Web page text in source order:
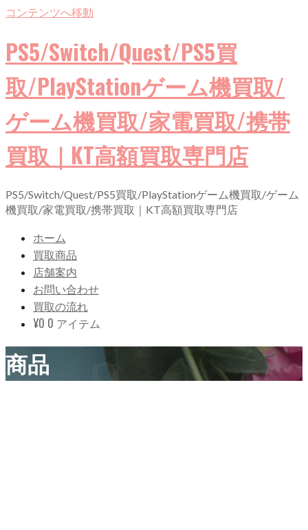
コンテンツへ移動
PS5/Switch/Quest/PS5買
取/PlayStationゲーム機買取/
ゲーム機買取/家電買取/携帯
買取｜KT高額買取専門店
PS5/Switch/Quest/PS5買取/PlayStationゲーム機買取/ゲーム
機買取/家電買取/携帯買取｜KT高額買取専門店
ホーム
買取商品
店舗案内
お問い合わせ
買取の流れ
¥0 0 アイテム
商品